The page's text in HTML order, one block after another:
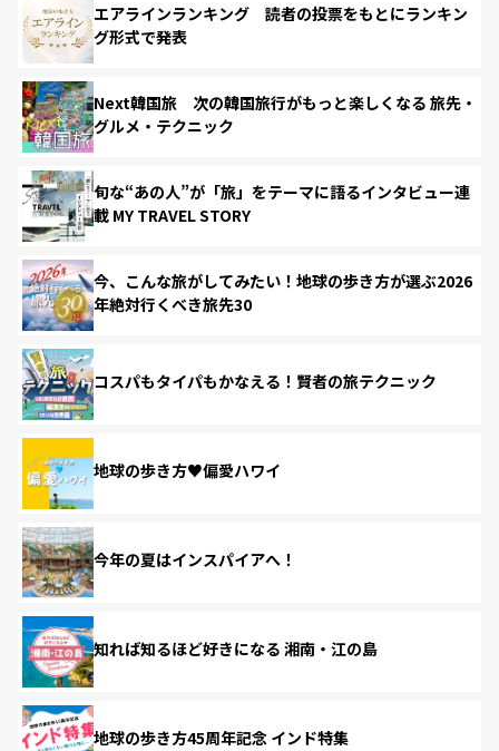
エアラインランキング 読者の投票をもとにランキン
グ形式で発表
Next韓国旅 次の韓国旅行がもっと楽しくなる 旅先・
グルメ・テクニック
旬な“あの人”が「旅」をテーマに語るインタビュー連
載 MY TRAVEL STORY
今、こんな旅がしてみたい！地球の歩き方が選ぶ2026
年絶対行くべき旅先30
コスパもタイパもかなえる！賢者の旅テクニック
地球の歩き方♥偏愛ハワイ
今年の夏はインスパイアへ！
知れば知るほど好きになる 湘南・江の島
地球の歩き方45周年記念 インド特集